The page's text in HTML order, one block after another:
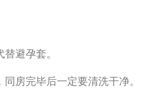
避孕套。
房完毕后一定要清洗干净。